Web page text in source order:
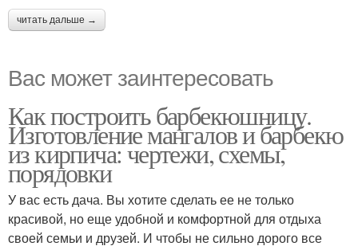
читать дальше →
Вас может заинтересовать
Как построить барбекюшницу.
Изготовление мангалов и барбекю
из кирпича: чертежи, схемы,
порядовки
У вас есть дача. Вы хотите сделать ее не только
красивой, но еще удобной и комфортной для отдыха
своей семьи и друзей. И чтобы не сильно дорого все